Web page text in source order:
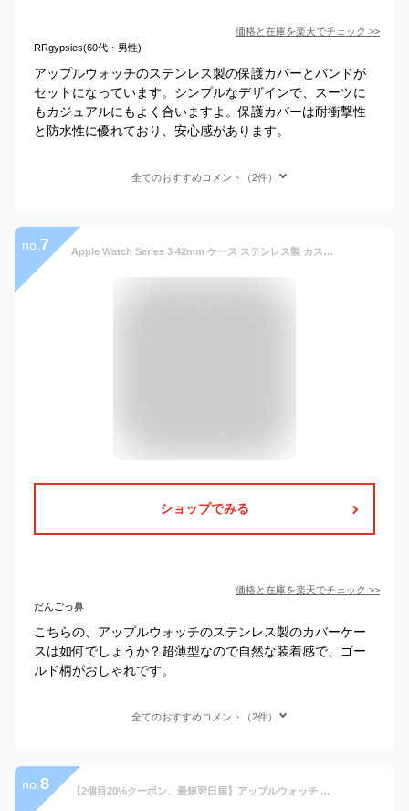
価格と在庫を楽天でチェック >>
RRgypsies(60代・男性)
アップルウォッチのステンレス製の保護カバーとバンドが
セットになっています。シンプルなデザインで、スーツに
もカジュアルにもよく合いますよ。保護カバーは耐衝撃性
と防水性に優れており、安心感があります。
全てのおすすめコメント（2件）
no. 7 Apple Watch Series 3 42mm ケース ステンレス製 カスタム 保護 フレーム 簡単取り付け メタリック 超薄型 カバー 変色防止 アップルウォッチ ケース [Bezel Styling 42-02 Rose Gold ローズゴールド]
ショップでみる
価格と在庫を楽天でチェック >>
だんごっ鼻
こちらの、アップルウォッチのステンレス製のカバーケー
スは如何でしょうか？超薄型なので自然な装着感で、ゴー
ルド柄がおしゃれです。
全てのおすすめコメント（2件）
no. 8 【2個目20%クーポン、最短翌日届】アップルウォッチ バンド カバー セット apple watch バンド ステンレス apple watch 保護カバー セット apple watch バンド おしゃれ series SE 6 5 4 3 2 1 対応 38 40 44 40 iwatch ベルト ケース 交換バンド